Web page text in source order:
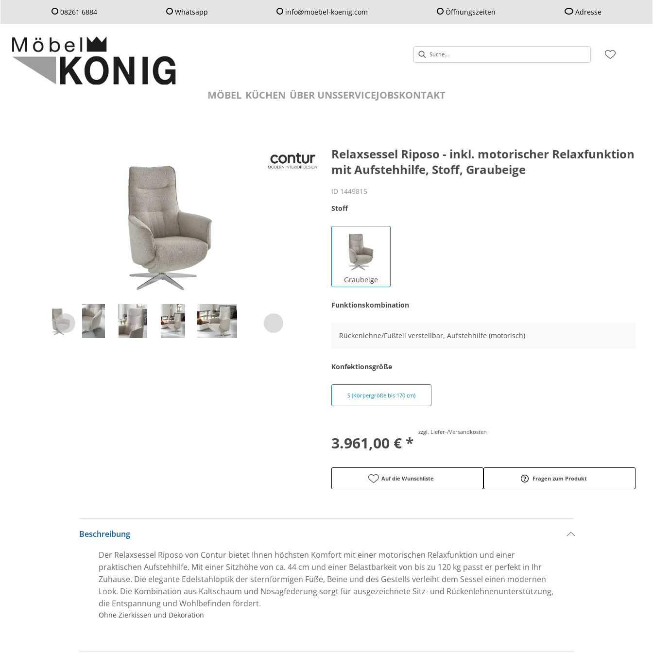
08261 6884 Whatsapp info@moebel-koenig.com Öffnungszeiten Adresse
MÖBEL KÜCHEN ÜBER UNSSERVICEJOBSKONTAKT
Relaxsessel Riposo - inkl. motorischer Relaxfunktion
mit Aufstehhilfe, Stoff, Graubeige
ID 1449815
Stoff
Graubeige
Funktionskombination
Rückenlehne/Fußteil verstellbar, Aufstehhilfe (motorisch)
Konfektionsgröße
S (Körpergröße bis 170 cm)
3.961,00 € *
zzgl. Liefer-/Versandkosten
Auf die Wunschliste Fragen zum Produkt
Beschreibung
Der Relaxsessel Riposo von Contur bietet Ihnen höchsten Komfort mit einer motorischen Relaxfunktion und einer
praktischen Aufstehhilfe. Mit einer Sitzhöhe von ca. 44 cm und einer Belastbarkeit von bis zu 120 kg passt er perfekt in Ihr
Zuhause. Die elegante Edelstahloptik der sternförmigen Füße, Beine und des Gestells verleiht dem Sessel einen modernen
Look. Die Kombination aus Kaltschaum und Nosagfederung sorgt für ausgezeichnete Sitz- und Rückenlehnenunterstützung,
die Entspannung und Wohlbefinden fördert.
Ohne Zierkissen und Dekoration